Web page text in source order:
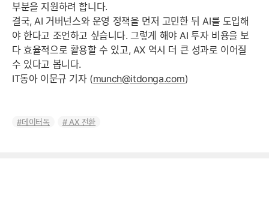
부분을 지원하려 합니다.
결국, AI 거버넌스와 운영 정책을 먼저 고민한 뒤 AI를 도입해
야 한다고 조언하고 싶습니다. 그렇게 해야 AI 투자 비용을 보
다 효율적으로 활용할 수 있고, AX 역시 더 큰 성과로 이어질
수 있다고 봅니다.
IT동아 이문규 기자 (munch@itdonga.com)
데이터독 AX 전환